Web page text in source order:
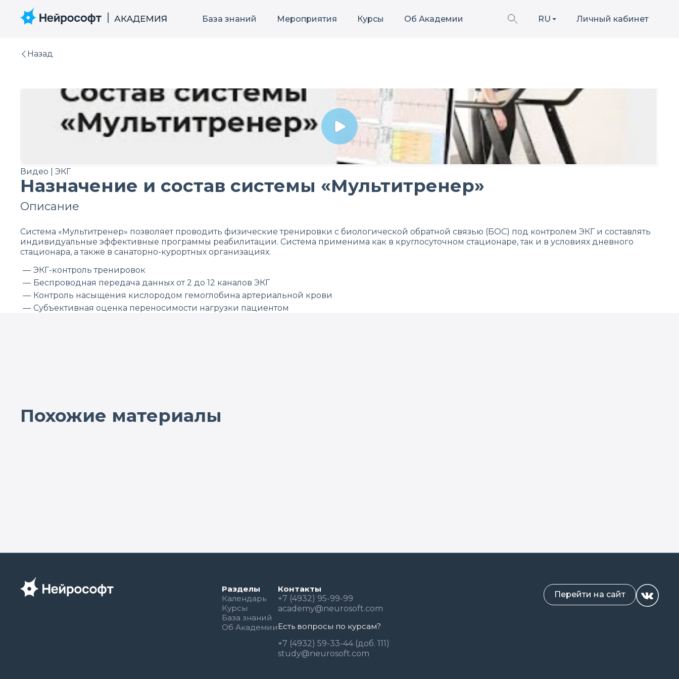
База знаний Мероприятия Курсы Об Академии RU Личный кабинет
Назад
Видео | ЭКГ
Назначение и состав системы «Мультитренер»
Описание
Система «Мультитренер» позволяет проводить физические тренировки с биологической обратной связью (БОС) под контролем ЭКГ и составлять
индивидуальные эффективные программы реабилитации. Система применима как в круглосуточном стационаре, так и в условиях дневного
стационара, а также в санаторно-курортных организациях.
ЭКГ-контроль тренировок
Беспроводная передача данных от 2 до 12 каналов ЭКГ
Контроль насыщения кислородом гемоглобина артериальной крови
Субъективная оценка переносимости нагрузки пациентом
Похожие материалы
Контакты
+7 (4932) 95-99-99
academy@neurosoft.com
Есть вопросы по курсам?
+7 (4932) 59-33-44 (доб. 111)
study@neurosoft.com
Разделы
Календарь
Курсы
База знаний
Об Академии
Перейти на сайт